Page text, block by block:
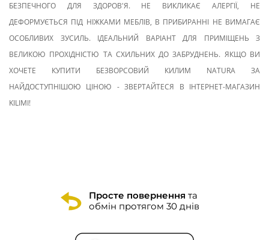
БЕЗПЕЧНОГО ДЛЯ ЗДОРОВ'Я. НЕ ВИКЛИКАЄ АЛЕРГІЇ, НЕ
ДЕФОРМУЄТЬСЯ ПІД НІЖКАМИ МЕБЛІВ, В ПРИБИРАННІ НЕ ВИМАГАЄ
ОСОБЛИВИХ ЗУСИЛЬ. ІДЕАЛЬНИЙ ВАРІАНТ ДЛЯ ПРИМІЩЕНЬ З
ВЕЛИКОЮ ПРОХІДНІСТЮ ТА СХИЛЬНИХ ДО ЗАБРУДНЕНЬ. ЯКЩО ВИ
ХОЧЕТЕ КУПИТИ БЕЗВОРСОВИЙ КИЛИМ NATURA ЗА
НАЙДОСТУПНІШОЮ ЦІНОЮ - ЗВЕРТАЙТЕСЯ В ІНТЕРНЕТ-МАГАЗИН
KILIMI!
Просте повернення та
обмін протягом 30 днів